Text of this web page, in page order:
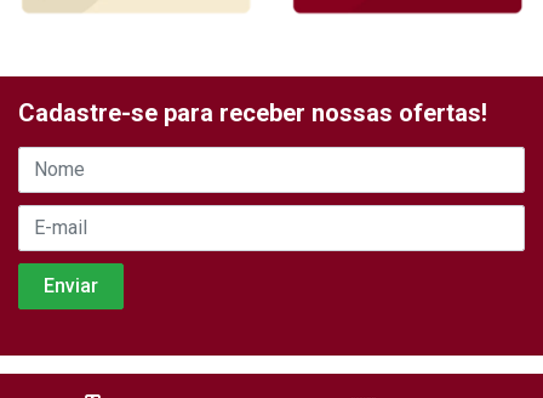
Cadastre-se para receber nossas ofertas!